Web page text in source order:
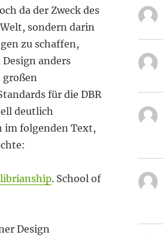
da der Zweck des
sondern darin
zu schaffen,
anders
großen
für die DBR
deutlich
im folgenden Text,
. School of
Design